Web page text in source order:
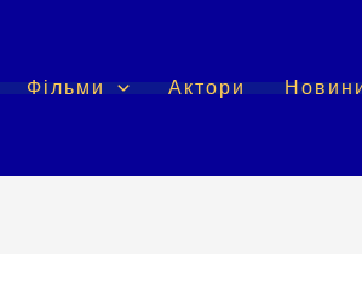
Фільми Актори